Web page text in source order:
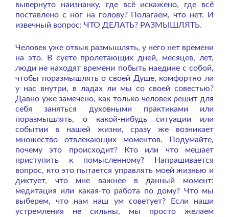
вывернуто наизнанку, где всё искажено, где всё
поставлено с ног на голову? Полагаем, что нет. И
извечный вопрос: ЧТО ДЕЛАТЬ? РАЗМЫШЛЯТЬ.
Человек уже отвык размышлять, у него нет времени
на это. В суете пролетающих дней, месяцев, лет,
люди не находят времени побыть наедине с собой,
чтобы поразмышлять о своей Душе, комфортно ли
у нас внутри, в ладах ли мы со своей совестью?
Давно уже замечено, как только человек решит для
себя заняться духовными практиками или
поразмышлять, о какой-нибудь ситуации или
событии в нашей жизни, сразу же возникает
множество отвлекающих моментов. Подумайте,
почему это происходит? Кто или что мешает
приступить к помысленному? Напрашивается
вопрос, кто это пытается управлять моей жизнью и
диктует, что мне важнее в данный момент:
медитация или какая-то работа по дому? Что мы
выберем, что нам наш ум советует? Если наши
устремления не сильны, мы просто желаем